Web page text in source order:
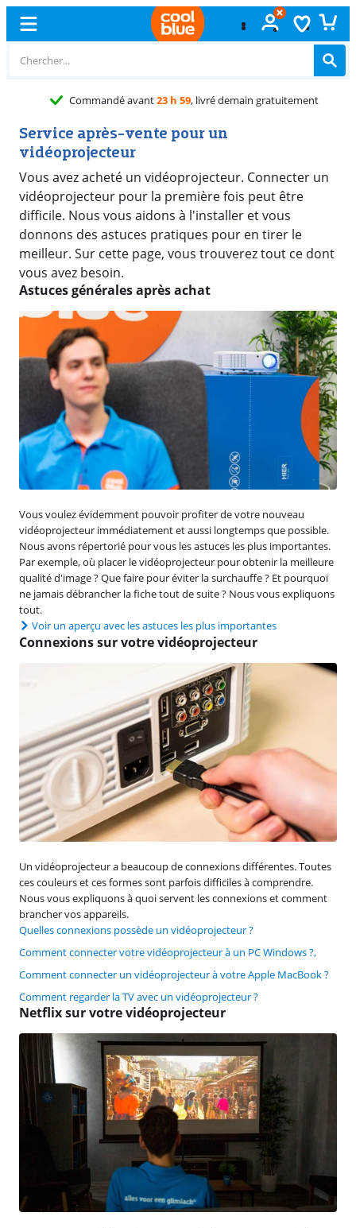
Service après-vente pour un
vidéoprojecteur
Vous avez acheté un vidéoprojecteur. Connecter un
vidéoprojecteur pour la première fois peut être
difficile. Nous vous aidons à l'installer et vous
donnons des astuces pratiques pour en tirer le
meilleur. Sur cette page, vous trouverez tout ce dont
vous avez besoin.
Astuces générales après achat
Vous voulez évidemment pouvoir profiter de votre nouveau
vidéoprojecteur immédiatement et aussi longtemps que possible.
Nous avons répertorié pour vous les astuces les plus importantes.
Par exemple, où placer le vidéoprojecteur pour obtenir la meilleure
qualité d'image ? Que faire pour éviter la surchauffe ? Et pourquoi
ne jamais débrancher la fiche tout de suite ? Nous vous expliquons
tout.
Voir un aperçu avec les astuces les plus importantes
Connexions sur votre vidéoprojecteur
Un vidéoprojecteur a beaucoup de connexions différentes. Toutes
ces couleurs et ces formes sont parfois difficiles à comprendre.
Nous vous expliquons à quoi servent les connexions et comment
brancher vos appareils.
Quelles connexions possède un vidéoprojecteur ?
Comment connecter votre vidéoprojecteur à un PC Windows ?,
Comment connecter un vidéoprojecteur à votre Apple MacBook ?
Comment regarder la TV avec un vidéoprojecteur ?
Netflix sur votre vidéoprojecteur